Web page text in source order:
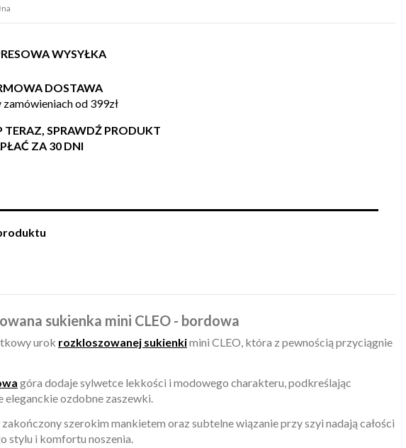
WYSYŁKA
DOSTAWA
zamówieniach od 399zł
TERAZ, SPRAWDŹ PRODUKT
ZA 30 DNI
sukienka mini CLEO - bordowa
urok rozkloszowanej sukienkimini CLEO, która z pewnością przyciągnie
góra dodaje sylwetce lekkości i modowego charakteru, podkreślając
eleganckie ozdobne zaszewki.
zakończony szerokim mankietem oraz subtelne wiązanie przy szyi nadają całości
stylu i komfortu noszenia.